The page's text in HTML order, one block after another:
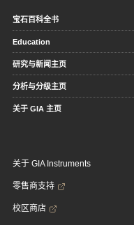
宝石百科全书
Education
研究与新闻主页
分析与分级主页
关于 GIA 主页
关于 GIA Instruments
零售商支持
校区商店